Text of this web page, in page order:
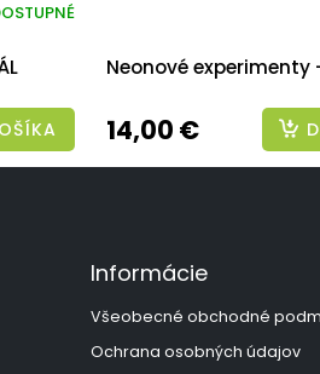
Neonové
14,00 €
Informácie
Všeobecné obchodné
Ochrana osobných údajov